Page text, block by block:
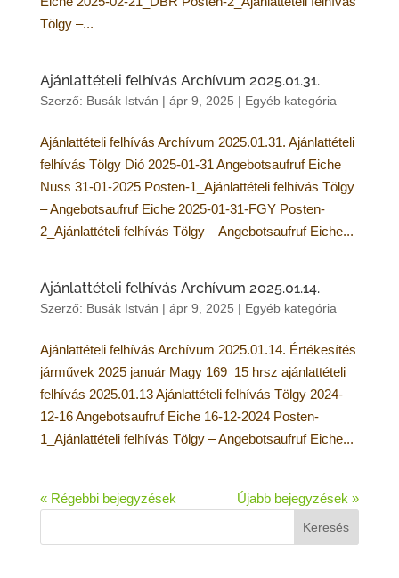
Tölgy –...
Ajánlattételi felhívás Archívum 2025.01.31.
Szerző: Busák István | ápr 9, 2025 | Egyéb kategória
Ajánlattételi felhívás Archívum 2025.01.31. Ajánlattételi
felhívás Tölgy Dió 2025-01-31 Angebotsaufruf Eiche
Nuss 31-01-2025 Posten-1_Ajánlattételi felhívás Tölgy
– Angebotsaufruf Eiche 2025-01-31-FGY Posten-
2_Ajánlattételi felhívás Tölgy – Angebotsaufruf Eiche...
Ajánlattételi felhívás Archívum 2025.01.14.
Szerző: Busák István | ápr 9, 2025 | Egyéb kategória
Ajánlattételi felhívás Archívum 2025.01.14. Értékesítés
járművek 2025 január Magy 169_15 hrsz ajánlattételi
felhívás 2025.01.13 Ajánlattételi felhívás Tölgy 2024-
12-16 Angebotsaufruf Eiche 16-12-2024 Posten-
1_Ajánlattételi felhívás Tölgy – Angebotsaufruf Eiche...
« Régebbi bejegyzések Újabb bejegyzések »